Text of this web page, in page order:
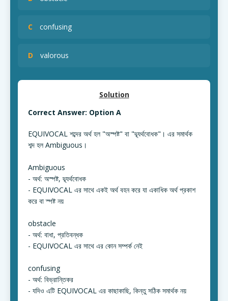
C confusing
D valorous
Solution
Correct Answer: Option A
EQUIVOCAL শব্দের অর্থ হল "অস্পষ্ট" বা "দ্ব্যর্থবোধক"। এর সমার্থক
শব্দ হল Ambiguous।
Ambiguous
- অর্থ: অস্পষ্ট, দ্ব্যর্থবোধক
- EQUIVOCAL এর সাথে একই অর্থ বহন করে যা একাধিক অর্থ প্রকাশ
করে বা স্পষ্ট নয়
obstacle
- অর্থ: বাধা, প্রতিবন্ধক
- EQUIVOCAL এর সাথে এর কোন সম্পর্ক নেই
confusing
- অর্থ: বিভ্রান্তিকর
- যদিও এটি EQUIVOCAL এর কাছাকাছি, কিন্তু সঠিক সমার্থক নয়